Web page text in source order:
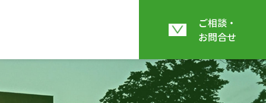
ご相談・
お問合せ